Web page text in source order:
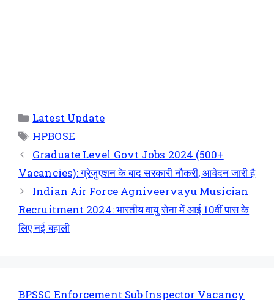
Latest Update
HPBOSE
Graduate Level Govt Jobs 2024 (500+
Vacancies): ग्रेजुएशन के बाद सरकारी नौकरी, आवेदन जारी है
Indian Air Force Agniveervayu Musician
Recruitment 2024: भारतीय वायु सेना में आई 10वीं पास के
लिए नई बहाली
BPSSC Enforcement Sub Inspector Vacancy